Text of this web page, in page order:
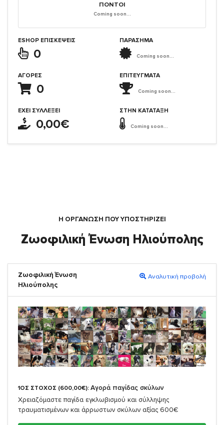
ΠΌΝΤΟΙ
Coming soon...
ESHOP ΕΠΙΣΚΈΨΕΙΣ
0
ΑΓΟΡΈΣ
0
ΈΧΕΙ ΣΥΛΛΈΞΕΙ
0,00€
ΠΑΡΑΣΗΜΑ
Coming soon...
ΕΠΙΤΕΎΓΜΑΤΑ
Coming soon...
ΣΤΗΝ ΚΑΤΆΤΑΞΗ
Coming soon...
Η ΟΡΓΆΝΩΣΗ ΠΟΥ ΥΠΟΣΤΗΡΙΖΕΙ
Ζωοφιλική Ένωση Ηλιούπολης
Ζωοφιλική Ένωση
Ηλιούπολης
Αναλυτική προβολή
1ΟΣ ΣΤΟΧΟΣ (600,00€): Αγορά παγίδας σκύλων
Χρειαζόμαστε παγίδα εγκλωβισμού και σύλληψης
τραυματισμένων και άρρωστων σκύλων αξίας 600€